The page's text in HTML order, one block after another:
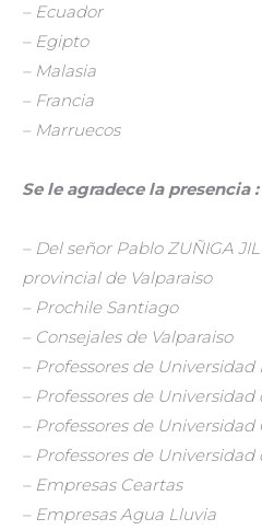
– Ecuador
– Egipto
– Malasia
– Francia
– Marruecos
Se le agradece la presencia :
– Del señor Pablo ZUÑIGA
provincial de Valparaiso
– Prochile Santiago
– Consejales de Valparaiso
– Professores de Universidad
– Professores de Universidad
– Professores de Universidad
– Professores de
– Empresas Ceartas
– Empresas Agua Lluvia